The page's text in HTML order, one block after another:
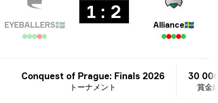
EYEBALLERS🇸🇪
1 : 2
Alliance🇸🇪
トーナメント
Conquest of Prague: Finals 2026
賞金
30